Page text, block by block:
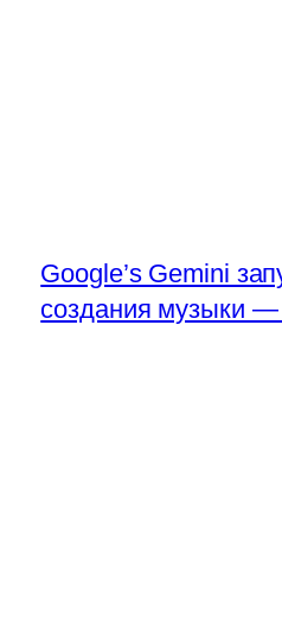
Google’s Gemini
создания музыки —